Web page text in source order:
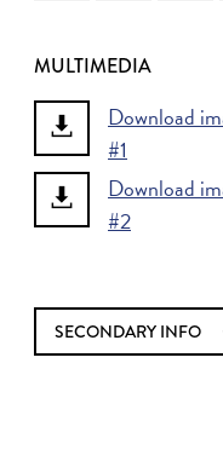
MULTIMEDIA
Download
#1
Download
#2
SECONDARY INFO